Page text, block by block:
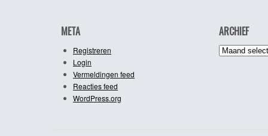
META
Registreren
Login
Vermeldingen feed
Reacties feed
WordPress.org
ARCHIEF
Archief